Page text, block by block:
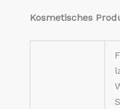
Kosmetisches